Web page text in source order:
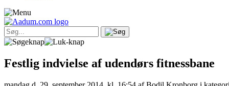
Festlig indvielse af udendørs fitnessbane